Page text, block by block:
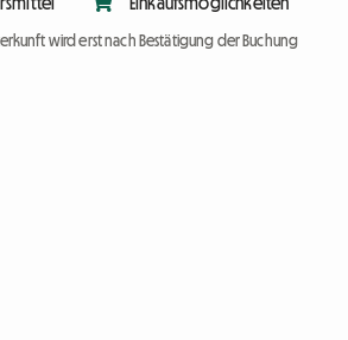
wird erst nach Bestätigung der Buchung